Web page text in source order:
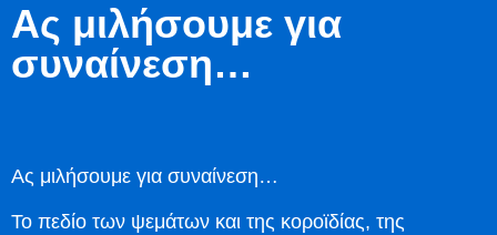
Ας μιλήσουμε για
συναίνεση…
Ας μιλήσουμε για συναίνεση…
Το πεδίο των ψεμάτων και της κοροϊδίας, της